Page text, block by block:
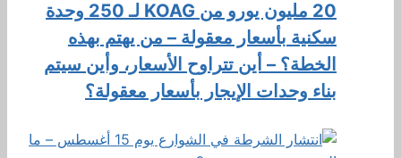
20 مليون يورو من KOAG لـ 250 وحدة
سكنية بأسعار معقولة – من يهتم بهذه
الخطة؟ – أين تتراوح الأسعار، وأين سيتم
بناء وحدات الإيجار بأسعار معقولة؟